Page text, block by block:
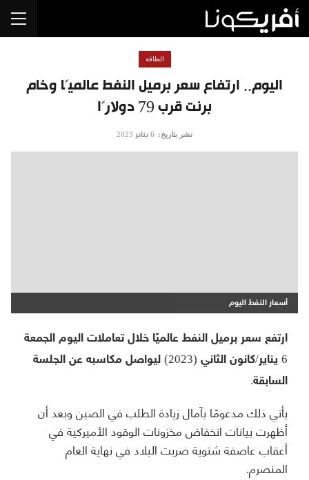
اليوم.. ارتفاع سعر برميل النفط عالميًا وخام
برنت قرب 79 دولارًا
الطاقة
نشر بتاريخ: 6 يناير 2023
أسعار النفط اليوم
ارتفع سعر برميل النفط عالميًا خلال تعاملات اليوم الجمعة
6 يناير/كانون الثاني (2023) ليواصل مكاسبه عن الجلسة
السابقة.
يأتي ذلك مدعومًا بآمال زيادة الطلب في الصين وبعد أن
أظهرت بيانات انخفاض مخزونات الوقود الأميركية في
أعقاب عاصفة شتوية ضربت البلاد في نهاية العام
المنصرم.